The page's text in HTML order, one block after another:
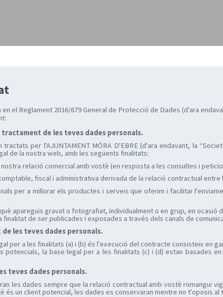
el Reglament 2016/679 General de Protecció de Dades (d'ara
de les teves dades personals.
per l'AJUNTAMENT MÓRA D'EBRE(d'ara endavant, la
de la nostra web, amb les següents finalitats:
relació comercial amb vostè (en resposta a les consultes i
fiscal i administrativa derivada de la relació contractual entre
per a millorar els productes i serveis que oferim i facilitar
apareguis gravat o fotografiat, individualment o en grup, en
finalitat de ser publicades i exposades a través dels canals de
les teves dades personals.
per a les finalitats (a) i (b) és l'execució del contracte consisteix en
potencials, la base legal per a les finalitats (c) i (d) estan basades
teves dades personals.
les dades sempre que la relació contractual amb vostè romangui
és un client potencial, les dades es conservaran mentre no t'oposis al